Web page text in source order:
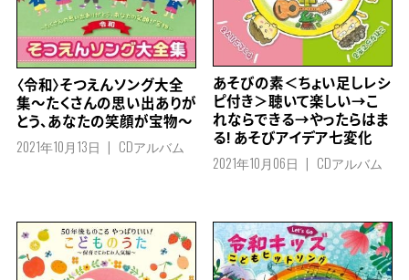
〈令和〉そつえんソング大全
集～たくさんの思い出ありが
とう、あなたの笑顔が宝物～
2021年10月13日 CDアルバム
あそびの素＜ちょい足しレシ
ピ付き＞聴いて楽しい→こ
れならできる→やったらはま
る! あそびアイデア七変化
2021年10月06日 CDアルバム